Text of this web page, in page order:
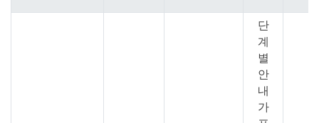
단
계
별
안
내
가